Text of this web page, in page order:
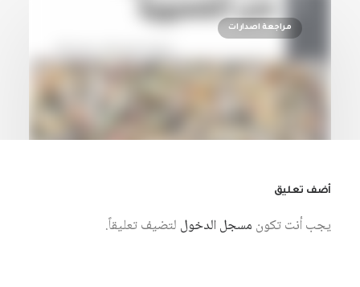
مراجعة اصدارات
28 يوليو، 2026
أضف تعليق
يجب أنت تكون مسجل الدخول لتضيف تعليقاً.